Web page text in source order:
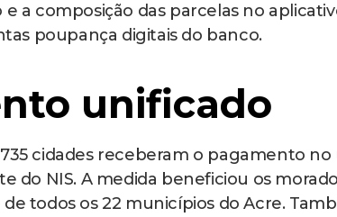
a composição das parcelas no
poupança digitais do banco.
unificado
cidades receberam o pagamento no
do NIS. A medida beneficiou os
de todos os 22 municípios do Acre.